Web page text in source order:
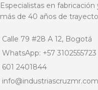
Especialistas en
más de 40 años de
Calle 79 #28 A 12, Bogotá
WhatsApp: +57 3102555723
601 2401844
info@industriascruzmr.com